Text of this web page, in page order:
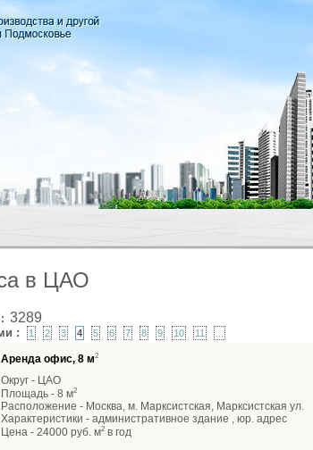
в ЦАО
3289
: 1 2 3 4 5 6 7 8 9 10 11
Аренда офис, 8 м2
Округ - ЦАО
Площадь - 8 м2
Расположение - Москва, м. Марксистская, Марксистская ул.
Характеристики - административное здание , юр. адрес
Цена - 24000 руб. м2 в год